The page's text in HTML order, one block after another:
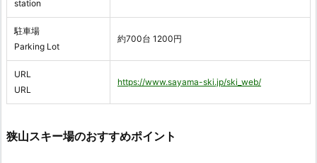
station
駐車場
Parking Lot
約700台 1200円
URL
URL
https://www.sayama-ski.jp/ski_web/
狭山スキー場のおすすめポイント